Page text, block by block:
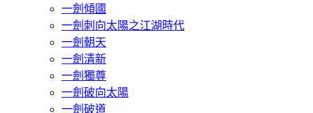
一劍傾國
一劍刺向太陽之江湖時代
一劍朝天
一劍清新
一劍獨尊
一劍破向太陽
一劍破道